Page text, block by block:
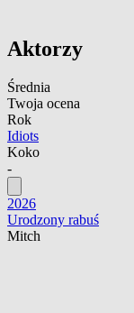
Aktorzy
Średnia
Twoja ocena
Rok
Idiots
Koko
-
2026
Urodzony rabuś
Mitch